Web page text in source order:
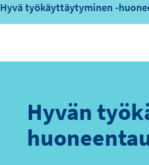
Hyvä työkäyttäytyminen -
Hyvän